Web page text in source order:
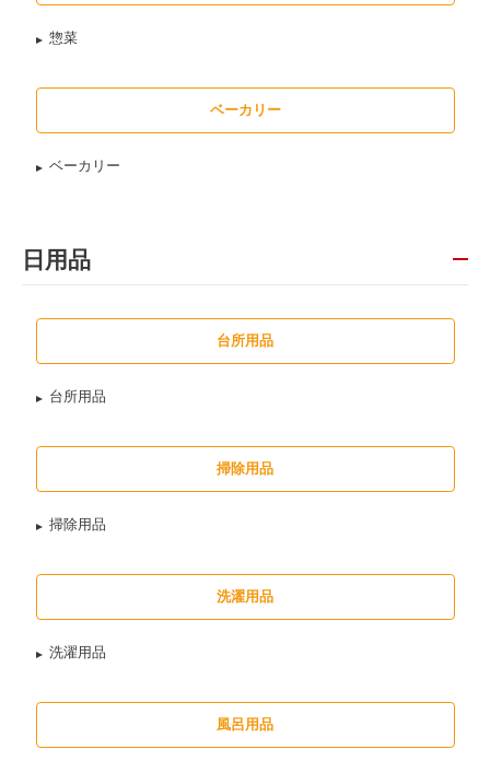
惣菜
ベーカリー
ベーカリー
日用品
台所用品
台所用品
掃除用品
掃除用品
洗濯用品
洗濯用品
風呂用品